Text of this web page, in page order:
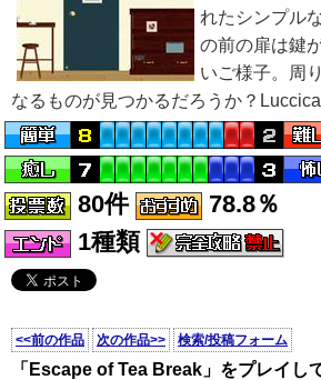
れたシンプル
の前の扉は鍵
いご様子。周
なるものが見つかるだろうか？Luccica
80件
78.8％
1種類
<<前の作品 次の作品>> 検索/投稿フォーム
「Escape of Tea Break」をプレイし